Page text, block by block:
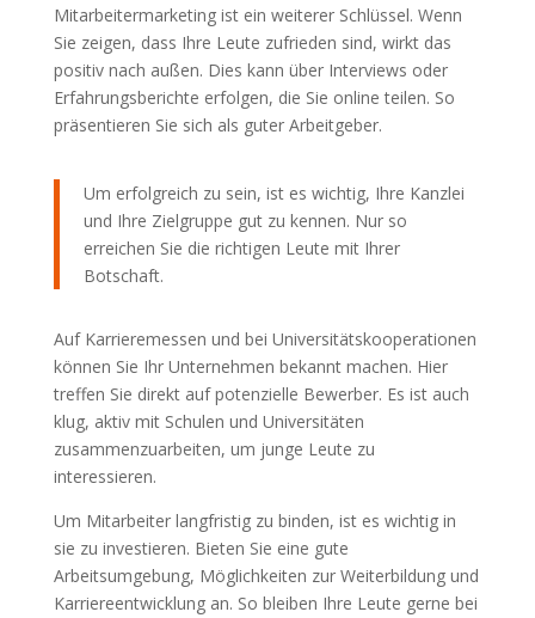
Mitarbeitermarketing ist ein weiterer Schlüssel. Wenn
Sie zeigen, dass Ihre Leute zufrieden sind, wirkt das
positiv nach außen. Dies kann über Interviews oder
Erfahrungsberichte erfolgen, die Sie online teilen. So
präsentieren Sie sich als guter Arbeitgeber.
Um erfolgreich zu sein, ist es wichtig, Ihre Kanzlei
und Ihre Zielgruppe gut zu kennen. Nur so
erreichen Sie die richtigen Leute mit Ihrer
Botschaft.
Auf Karrieremessen und bei Universitätskooperationen
können Sie Ihr Unternehmen bekannt machen. Hier
treffen Sie direkt auf potenzielle Bewerber. Es ist auch
klug, aktiv mit Schulen und Universitäten
zusammenzuarbeiten, um junge Leute zu
interessieren.
Um Mitarbeiter langfristig zu binden, ist es wichtig in
sie zu investieren. Bieten Sie eine gute
Arbeitsumgebung, Möglichkeiten zur Weiterbildung und
Karriereentwicklung an. So bleiben Ihre Leute gerne bei